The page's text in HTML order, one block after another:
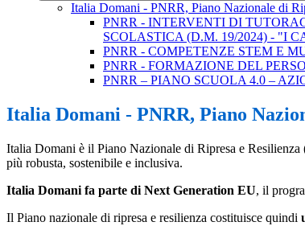
Italia Domani - PNRR, Piano Nazionale di
PNRR - INTERVENTI DI
SCOLASTICA (D.M. 19/2024) - "I
PNRR - COMPETENZE STEM E
PNRR - FORMAZIONE DEL
PNRR – PIANO SCUOLA 4.0 –
Italia Domani - PNRR, Piano
Italia Domani è il Piano Nazionale di Ripresa e
più robusta, sostenibile e inclusiva.
Italia Domani fa parte di Next Generation EU, il
Il Piano nazionale di ripresa e resilienza costituisce quindi